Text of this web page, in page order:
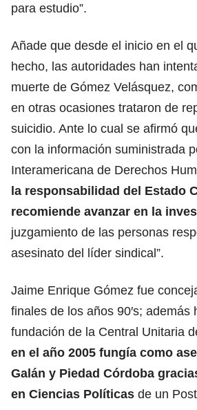
para estudio”.
Añade que desde el inicio en el
hecho, las autoridades han
muerte de Gómez Velásquez,
en otras ocasiones trataron de
suicidio. Ante lo cual se afirmó
con la información suministrada
Interamericana de Derechos
la responsabilidad del Estado
recomiende avanzar en la
juzgamiento de las personas
asesinato del líder sindical”.
Jaime Enrique Gómez fue
finales de los años 90′s; además
fundación de la Central Unitaria
en el año 2005 fungía como
Galán y Piedad Córdoba
en Ciencias Políticas de un